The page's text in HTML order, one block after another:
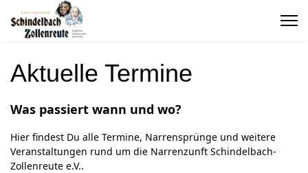
Aktuelle Termine
Was passiert wann und wo?
Hier findest Du alle Termine, Narrensprünge und weitere
Veranstaltungen rund um die Narrenzunft Schindelbach-
Zollenreute e.V..